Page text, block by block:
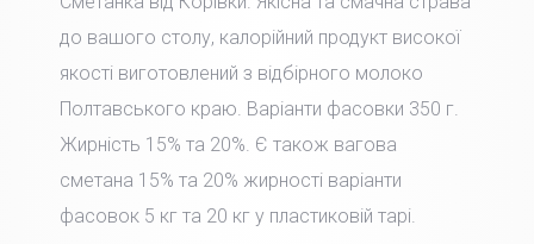
до вашого столу, калорійний продукт високої
якості виготовлений з відбірного молоко
Полтавського краю. Варіанти фасовки 350 г.
Жирність 15% та 20%. Є також вагова
сметана 15% та 20% жирності варіанти
фасовок 5 кг та 20 кг у пластиковій тарі.